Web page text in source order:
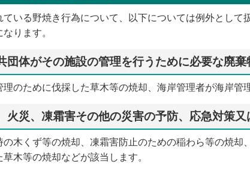
いる野焼き行為について、以下については例外として
ります。
団体がその施設の管理を行うために必要な廃棄
のために伐採した草木等の焼却、海岸管理者が海岸管
火災、凍霜害その他の災害の予防、応急対策
の木くず等の焼却、凍霜害防止のための稲わら等の焼
木等の焼却などが該当します。